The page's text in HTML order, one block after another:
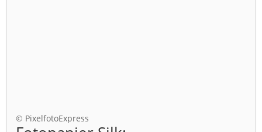
© PixelfotoExpress